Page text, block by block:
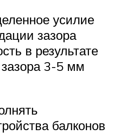
усилие
зазора
в результате
3-5 мм
балконов